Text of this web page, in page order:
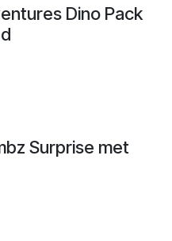
Dino Pack
Surprise met